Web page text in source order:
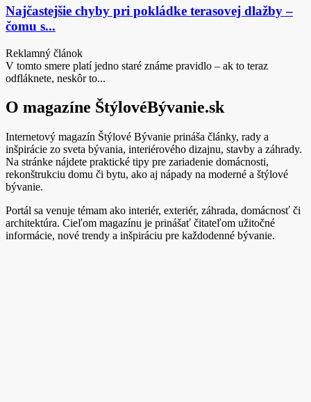
Najčastejšie chyby pri pokládke terasovej dlažby –
čomu s...
Reklamný článok
V tomto smere platí jedno staré známe pravidlo – ak to teraz
odfláknete, neskôr to...
O magazíne ŠtýlovéBývanie.sk
Internetový magazín Štýlové Bývanie prináša články, rady a
inšpirácie zo sveta bývania, interiérového dizajnu, stavby a záhrady.
Na stránke nájdete praktické tipy pre zariadenie domácnosti,
rekonštrukciu domu či bytu, ako aj nápady na moderné a štýlové
bývanie.
Portál sa venuje témam ako interiér, exteriér, záhrada, domácnosť či
architektúra. Cieľom magazínu je prinášať čitateľom užitočné
informácie, nové trendy a inšpiráciu pre každodenné bývanie.